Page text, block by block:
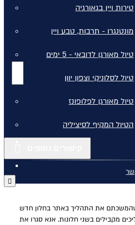
טירות ויין בגאורגיה
מונטנגרו - תרבות, טבע ויין
טיול מאורגן לדובאי - 5 ימים
טיול לסלוניקי וצפון יוון
טיול מאורגן לפלופונז
הטיול המקיף לסיציליה
המפורסמת באתר
מקבילים בשני חלונות. אנא סגרו את